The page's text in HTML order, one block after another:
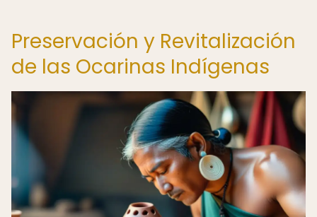
Preservación y Revitalización
de las Ocarinas Indígenas